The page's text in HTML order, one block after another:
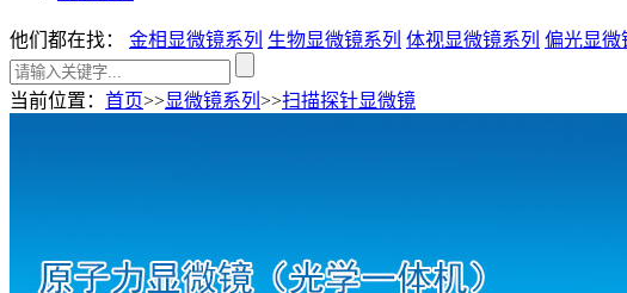
他们都在找： 金相显微镜系列 生物显微镜系列 体视显微镜系列 偏光显微
当前位置 ： 首页>>显微镜系列 >>扫描探针显微镜